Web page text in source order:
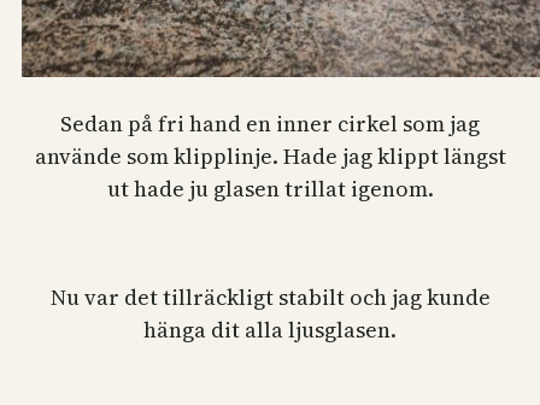
Sedan på fri hand en inner cirkel som jag
använde som klipplinje. Hade jag klippt längst
ut hade ju glasen trillat igenom.
Nu var det tillräckligt stabilt och jag kunde
hänga dit alla ljusglasen.